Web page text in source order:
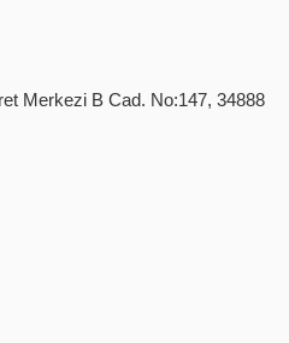
Merkezi B Cad. No:147, 34888